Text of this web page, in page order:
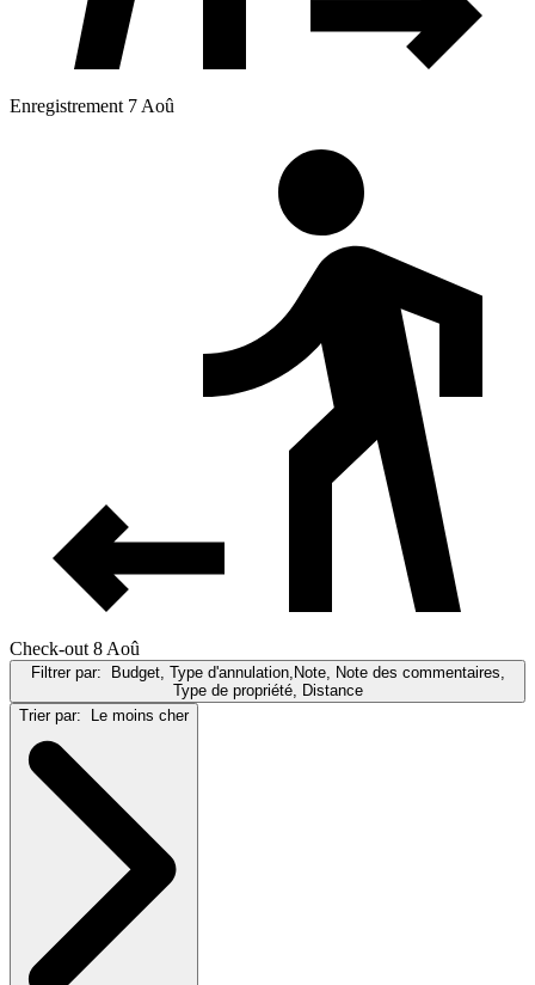
Enregistrement 7 Aoû
Check-out 8 Aoû
Filtrer par: Budget, Type d'annulation,Note, Note des commentaires,
Type de propriété, Distance
Trier par: Le moins cher